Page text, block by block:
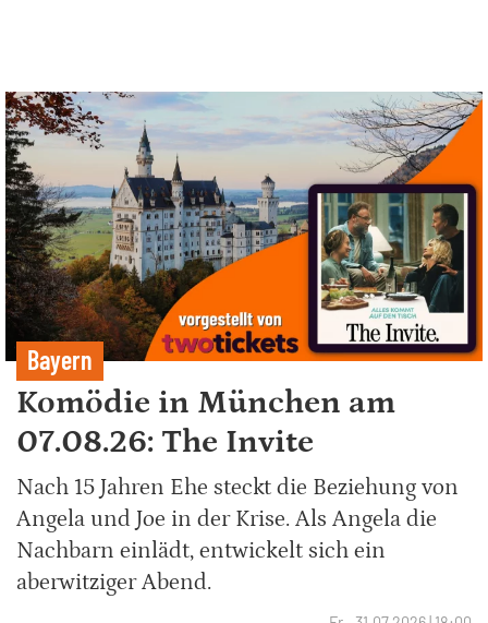
Bayern
Komödie in München am
07.08.26: The Invite
Nach 15 Jahren Ehe steckt die Beziehung von
Angela und Joe in der Krise. Als Angela die
Nachbarn einlädt, entwickelt sich ein
aberwitziger Abend.